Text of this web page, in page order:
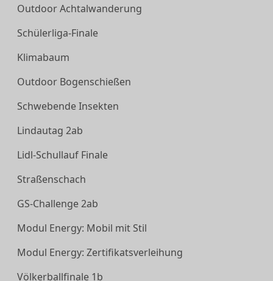
Outdoor Achtalwanderung
Schülerliga-Finale
Klimabaum
Outdoor Bogenschießen
Schwebende Insekten
Lindautag 2ab
Lidl-Schullauf Finale
Straßenschach
GS-Challenge 2ab
Modul Energy: Mobil mit Stil
Modul Energy: Zertifikatsverleihung
Völkerballfinale 1b